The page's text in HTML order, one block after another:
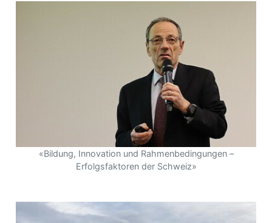
«Bildung, Innovation und Rahmenbedingungen –
Erfolgsfaktoren der Schweiz»